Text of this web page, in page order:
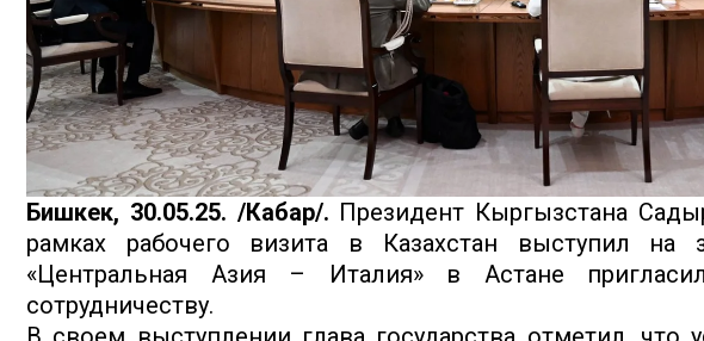
Бишкек, 30.05.25. /Кабар/. Президент Кыргызстана
рамках рабочего визита в Казахстан выступил на
«Центральная Азия – Италия» в Астане
сотрудничеству.